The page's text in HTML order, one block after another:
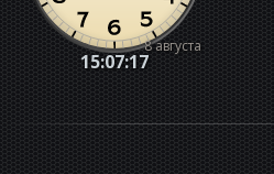
15:07:18
8 августа